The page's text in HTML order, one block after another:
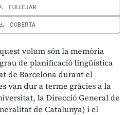
FULLEJAR
COBERTA
volum són la memòria
de planificació lingüística
de Barcelona durant el
van dur a terme gràcies a la
la Direcció General de
de Catalunya) i el